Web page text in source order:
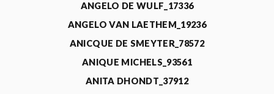
ANGELO DE WULF_17336
ANGELO VAN LAETHEM_19236
ANICQUE DE SMEYTER_78572
ANIQUE MICHELS_93561
ANITA DHONDT_37912